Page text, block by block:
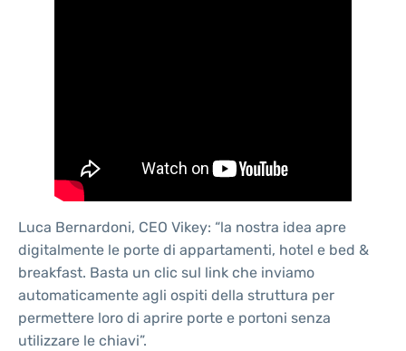
Luca Bernardoni, CEO Vikey: “la nostra idea apre
digitalmente le porte di appartamenti, hotel e bed &
breakfast. Basta un clic sul link che inviamo
automaticamente agli ospiti della struttura per
permettere loro di aprire porte e portoni senza
utilizzare le chiavi”.